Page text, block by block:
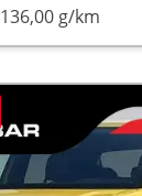
136,00 g/km